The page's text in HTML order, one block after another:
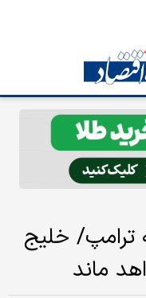
ترامپ/ خلیج
ماند